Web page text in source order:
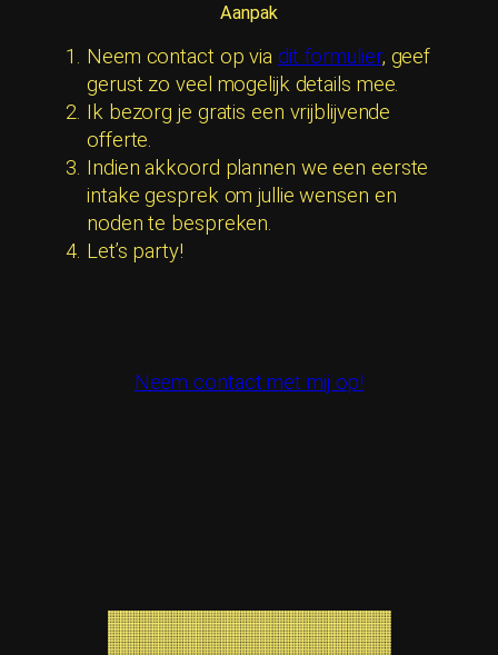
Aanpak
Neem contact op via dit formulier, geef
gerust zo veel mogelijk details mee.
Ik bezorg je gratis een vrijblijvende
offerte.
Indien akkoord plannen we een eerste
intake gesprek om jullie wensen en
noden te bespreken.
Let’s party!
Neem contact met mij op!